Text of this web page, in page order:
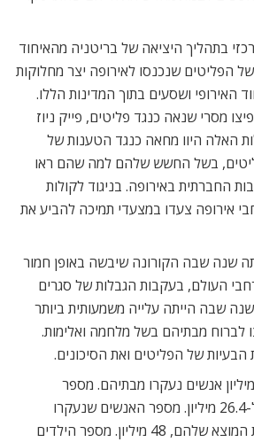
בתהליך היציאה של בריטניה מהאיחוד
הפליטים שנכנסו לאירופה יצר מחלוקות
האירופי ושסעים בתוך המדינות הללו.
מסרי שנאה כנגד פליטים, פייק ניוז
האלה היוו מחאה כנגד הטענות של
בשל החשש שלהם למה שהם ראו
החברתית באירופה. בניגוד לקולות
אירופה צעדו במצעדי תמיכה להביע את
ששנת 2020 הייתה שנה שבה הקורונה שיבשה באופן חמור
העולם, בעקבות הגבלות של סגרים
שבה הייתה עלייה משמעותית ביותר
מבתיהם בשל מלחמה ואלימות.
של הפליטים ואת הסיכונים.
בסוף שנת 2020, 82.4 מיליון אנשים נעקרו מבתיהם. מספר
הפליטים העולמי הגיע ל-26.4 מיליון. מספר האנשים שנעקרו
מבתיהם ונשארו במדינת המוצא שלהם, 48 מיליון. מספר הילדים